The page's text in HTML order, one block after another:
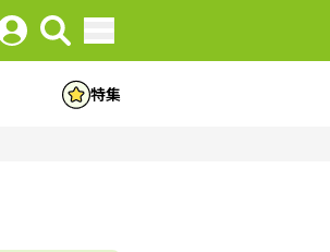
特集